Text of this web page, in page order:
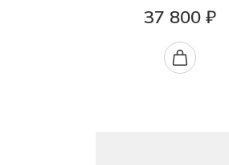
37 800 ₽